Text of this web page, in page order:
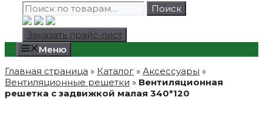
Искать:
Поиск
Заказать прайс-лист
Меню
Главная страница » Каталог » Аксессуары »
Вентиляционные решетки » Вентиляционная
решетка с задвижкой малая 340*120